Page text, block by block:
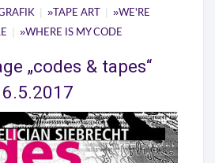
| TAPE ART |
WE'RE
| WHERE IS MY CODE
„codes & tapes“
6.5.2017